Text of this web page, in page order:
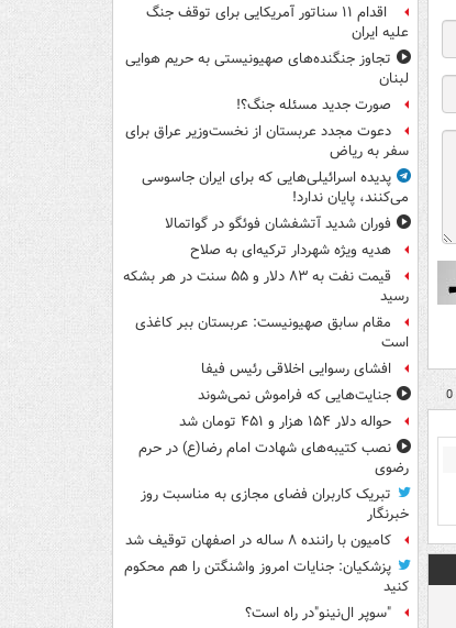
اقدام ۱۱ سناتور آمریکایی برای توقف جنگ
علیه ایران
تجاوز جنگنده‌های صهیونیستی به حریم هوایی
لبنان
صورت جدید مسئله جنگ؟!
دعوت مجدد عربستان از نخست‌وزیر عراق برای
سفر به ریاض
پدیده اسرائیلی‌هایی که برای ایران جاسوسی
می‌کنند، پایان ندارد!
فوران شدید آتشفشان فوئگو در گواتمالا
هدیه ویژه شهردار ترکیه‌ای به صلاح
قیمت نفت به ۸۳ دلار و ۵۵ سنت در هر بشکه
رسید
مقام سابق صهیونیست: عربستان ببر کاغذی
است
افشای رسوایی اخلاقی رئیس فیفا
جنایت‌هایی که فراموش نمی‌شوند
حواله دلار ۱۵۴ هزار و ۴۵۱ تومان شد
نصب کتیبه‌های شهادت امام رضا(ع) در حرم
رضوی
تبریک کاربران فضای مجازی به مناسبت روز
خبرنگار
کامیون با راننده ۸ ساله در اصفهان توقیف شد
پزشکیان: جنایات امروز واشنگتن را هم محکوم
کنید
"سوپر ال‌نینو"در راه است؟